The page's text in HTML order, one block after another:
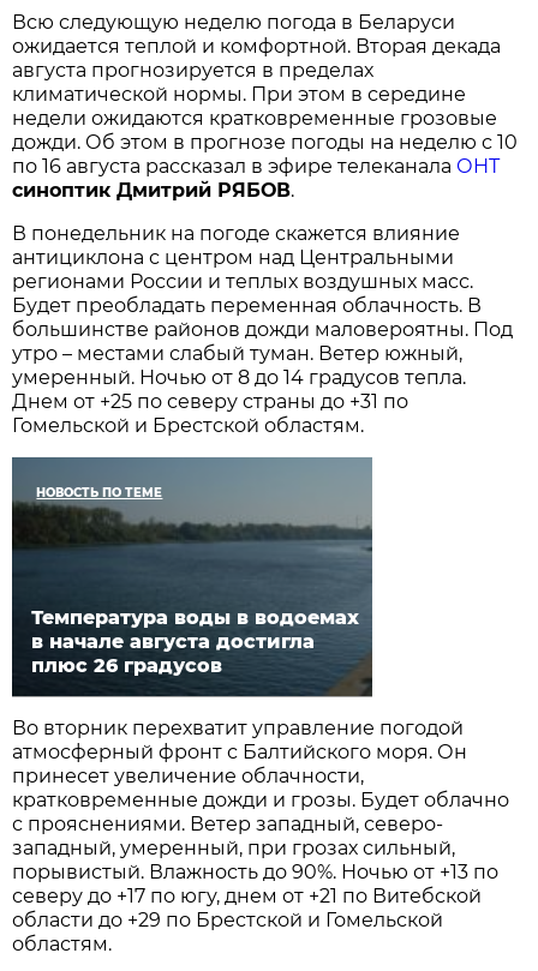
Всю следующую неделю погода в Беларуси
ожидается теплой и комфортной. Вторая декада
августа прогнозируется в пределах
климатической нормы. При этом в середине
недели ожидаются кратковременные грозовые
дожди. Об этом в прогнозе погоды на неделю с 10
по 16 августа рассказал в эфире телеканала ОНТ
синоптик Дмитрий РЯБОВ.
В понедельник на погоде скажется влияние
антициклона с центром над Центральными
регионами России и теплых воздушных масс.
Будет преобладать переменная облачность. В
большинстве районов дожди маловероятны. Под
утро – местами слабый туман. Ветер южный,
умеренный. Ночью от 8 до 14 градусов тепла.
Днем от +25 по северу страны до +31 по
Гомельской и Брестской областям.
НОВОСТЬ ПО ТЕМЕ
Температура воды в водоемах
в начале августа достигла
плюс 26 градусов
Во вторник перехватит управление погодой
атмосферный фронт с Балтийского моря. Он
принесет увеличение облачности,
кратковременные дожди и грозы. Будет облачно
с прояснениями. Ветер западный, северо-
западный, умеренный, при грозах сильный,
порывистый. Влажность до 90%. Ночью от +13 по
северу до +17 по югу, днем от +21 по Витебской
области до +29 по Брестской и Гомельской
областям.